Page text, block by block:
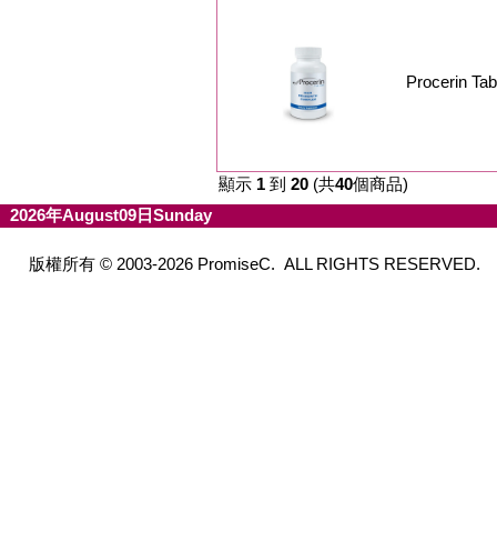
Procerin
顯示 1 到 20 (共40個商品)
2026年August09日Sunday
版權所有 © 2003-2026 PromiseC. ALL RIGHTS RESERVED.